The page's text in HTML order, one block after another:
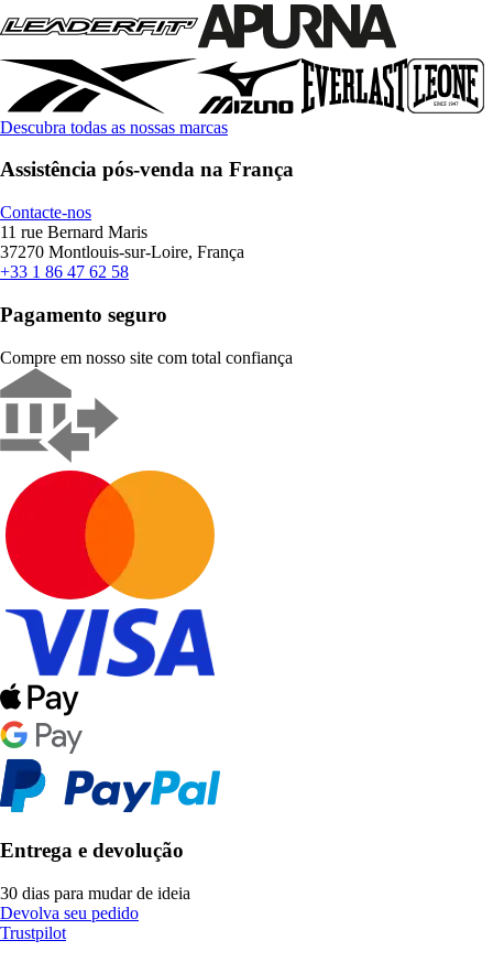
Descubra todas as nossas marcas
Assistência pós-venda na França
Contacte-nos
11 rue Bernard Maris
37270 Montlouis-sur-Loire, França
+33 1 86 47 62 58
Pagamento seguro
Compre em nosso site com total confiança
Entrega e devolução
30 dias para mudar de ideia
Devolva seu pedido
Trustpilot